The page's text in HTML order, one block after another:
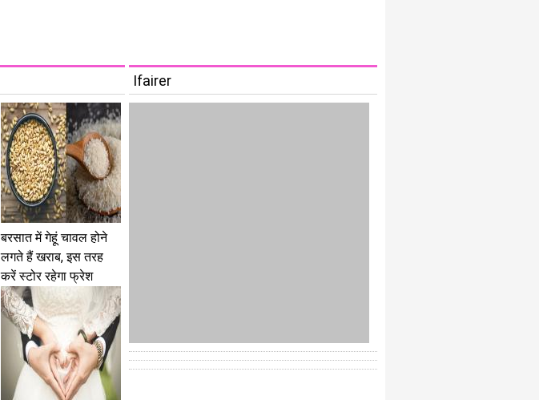
बरसात में गेहूं चावल होने
लगते हैं खराब, इस तरह
करें स्टोर रहेगा फ्रेश
Ifairer